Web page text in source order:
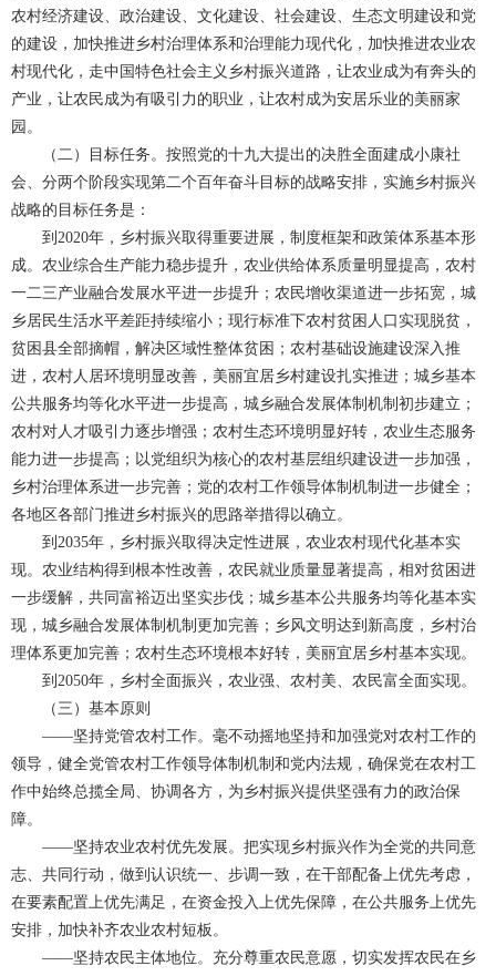
农村经济建设、政治建设、文化建设、社会建设、生态文明建设和党
的建设，加快推进乡村治理体系和治理能力现代化，加快推进农业农
村现代化，走中国特色社会主义乡村振兴道路，让农业成为有奔头的
产业，让农民成为有吸引力的职业，让农村成为安居乐业的美丽家
园。
（二）目标任务。按照党的十九大提出的决胜全面建成小康社
会、分两个阶段实现第二个百年奋斗目标的战略安排，实施乡村振兴
战略的目标任务是：
到2020年，乡村振兴取得重要进展，制度框架和政策体系基本形
成。农业综合生产能力稳步提升，农业供给体系质量明显提高，农村
一二三产业融合发展水平进一步提升；农民增收渠道进一步拓宽，城
乡居民生活水平差距持续缩小；现行标准下农村贫困人口实现脱贫，
贫困县全部摘帽，解决区域性整体贫困；农村基础设施建设深入推
进，农村人居环境明显改善，美丽宜居乡村建设扎实推进；城乡基本
公共服务均等化水平进一步提高，城乡融合发展体制机制初步建立；
农村对人才吸引力逐步增强；农村生态环境明显好转，农业生态服务
能力进一步提高；以党组织为核心的农村基层组织建设进一步加强，
乡村治理体系进一步完善；党的农村工作领导体制机制进一步健全；
各地区各部门推进乡村振兴的思路举措得以确立。
到2035年，乡村振兴取得决定性进展，农业农村现代化基本实
现。农业结构得到根本性改善，农民就业质量显著提高，相对贫困进
一步缓解，共同富裕迈出坚实步伐；城乡基本公共服务均等化基本实
现，城乡融合发展体制机制更加完善；乡风文明达到新高度，乡村治
理体系更加完善；农村生态环境根本好转，美丽宜居乡村基本实现。
到2050年，乡村全面振兴，农业强、农村美、农民富全面实现。
（三）基本原则
——坚持党管农村工作。毫不动摇地坚持和加强党对农村工作的
领导，健全党管农村工作领导体制机制和党内法规，确保党在农村工
作中始终总揽全局、协调各方，为乡村振兴提供坚强有力的政治保
障。
——坚持农业农村优先发展。把实现乡村振兴作为全党的共同意
志、共同行动，做到认识统一、步调一致，在干部配备上优先考虑，
在要素配置上优先满足，在资金投入上优先保障，在公共服务上优先
安排，加快补齐农业农村短板。
——坚持农民主体地位。充分尊重农民意愿，切实发挥农民在乡